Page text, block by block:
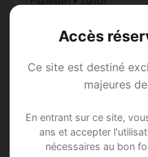
Accès
Ce site est destiné
majeures
En entrant sur ce site,
ans et accepter
nécessaires au bon
Annonce